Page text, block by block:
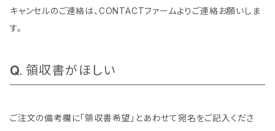
キャンセルのご連絡は、CONTACTファームよりご連絡お願いしま
す。
領収書がほしい
ご注文の備考欄に「領収書希望」とあわせて宛名をご記入くださ